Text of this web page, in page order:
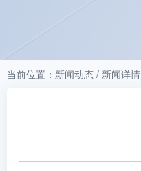
当前位置：新闻动态 / 新闻详情